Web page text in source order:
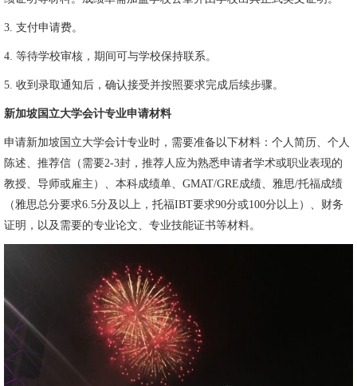
3. 支付申请费。
4. 等待学校审核，期间可与学校保持联系。
5. 收到录取通知后，确认接受并按照要求完成后续步骤。
新加坡国立大学会计专业申请材料
申请新加坡国立大学会计专业时，需要准备以下材料：个人简历、个人
陈述、推荐信（需要2-3封，推荐人应为熟悉申请者学术或职业表现的
教授、导师或雇主）、本科成绩单、GMAT/GRE成绩、雅思/托福成绩
（雅思总分要求6.5分及以上，托福IBT要求90分或100分以上）、财务
证明，以及需要的专业论文、专业技能证书等材料。